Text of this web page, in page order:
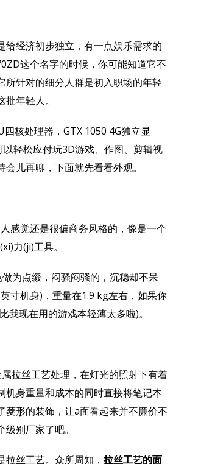
经济初步独立，有一点娱乐需求的
这个名字的时候，你可能知道它不
所针对的细分人群是初入职场的年轻
年轻人。
核处理器，GTX 1050 4G独立显
轻松应付玩3D游戏、作图、剪辑视
儿再聊，下面就先看看外观。
觉还是很偏商务风格的，像是一个
力(ji)工具。
为点缀，闷骚闷骚的，沉稳却不呆
寸机身)，重量在1.9 kg左右，如果你
现在用的游戏本轻薄太多啦)。
丝工艺处理，在灯光的照射下有着
机身重量和成本的同时直接将笔记本
形的装饰，让a面看起来并不廉价不
别厂家了吧。
丝工艺。众所周知， 拉丝工艺的面